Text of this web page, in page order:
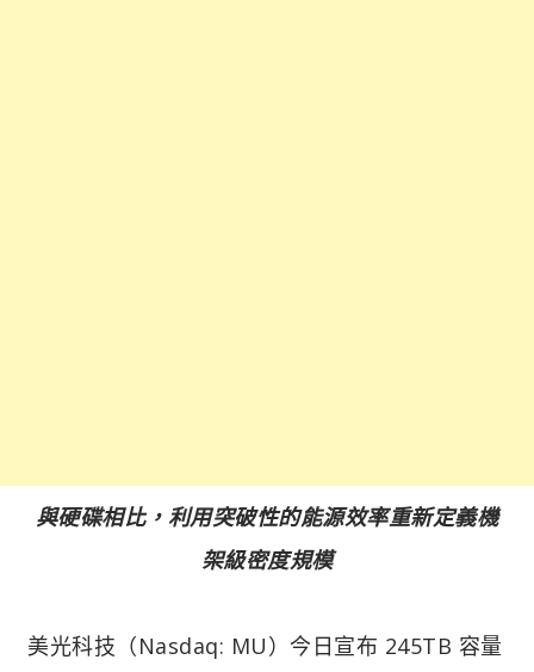
與硬碟相比，利用突破性的能源效率重新定義機
架級密度規模
美光科技（Nasdaq: MU）今日宣布 245TB 容量